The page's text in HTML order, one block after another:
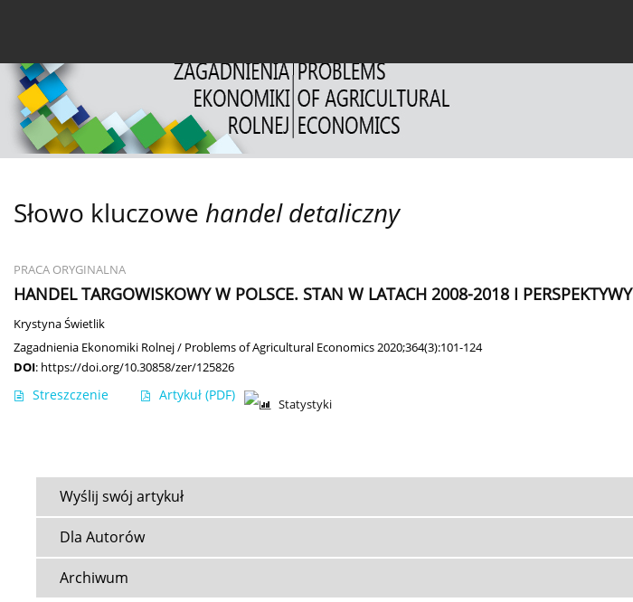
Słowo kluczowe handel detaliczny
PRACA ORYGINALNA
HANDEL TARGOWISKOWY W POLSCE. STAN W LATACH 2008-2018 I PERSPEKTYWY
Krystyna Świetlik
Zagadnienia Ekonomiki Rolnej / Problems of Agricultural Economics 2020;364(3):101-124
DOI: https://doi.org/10.30858/zer/125826
Streszczenie Artykuł (PDF)
Statystyki
Wyślij swój artykuł
Dla Autorów
Archiwum